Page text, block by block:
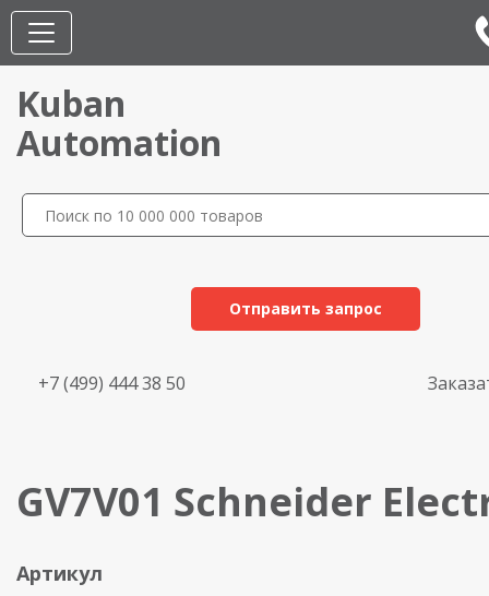
Kuban
Automation
Отправить запрос
+7 (499) 444 38 50
GV7V01 Schneider
Артикул